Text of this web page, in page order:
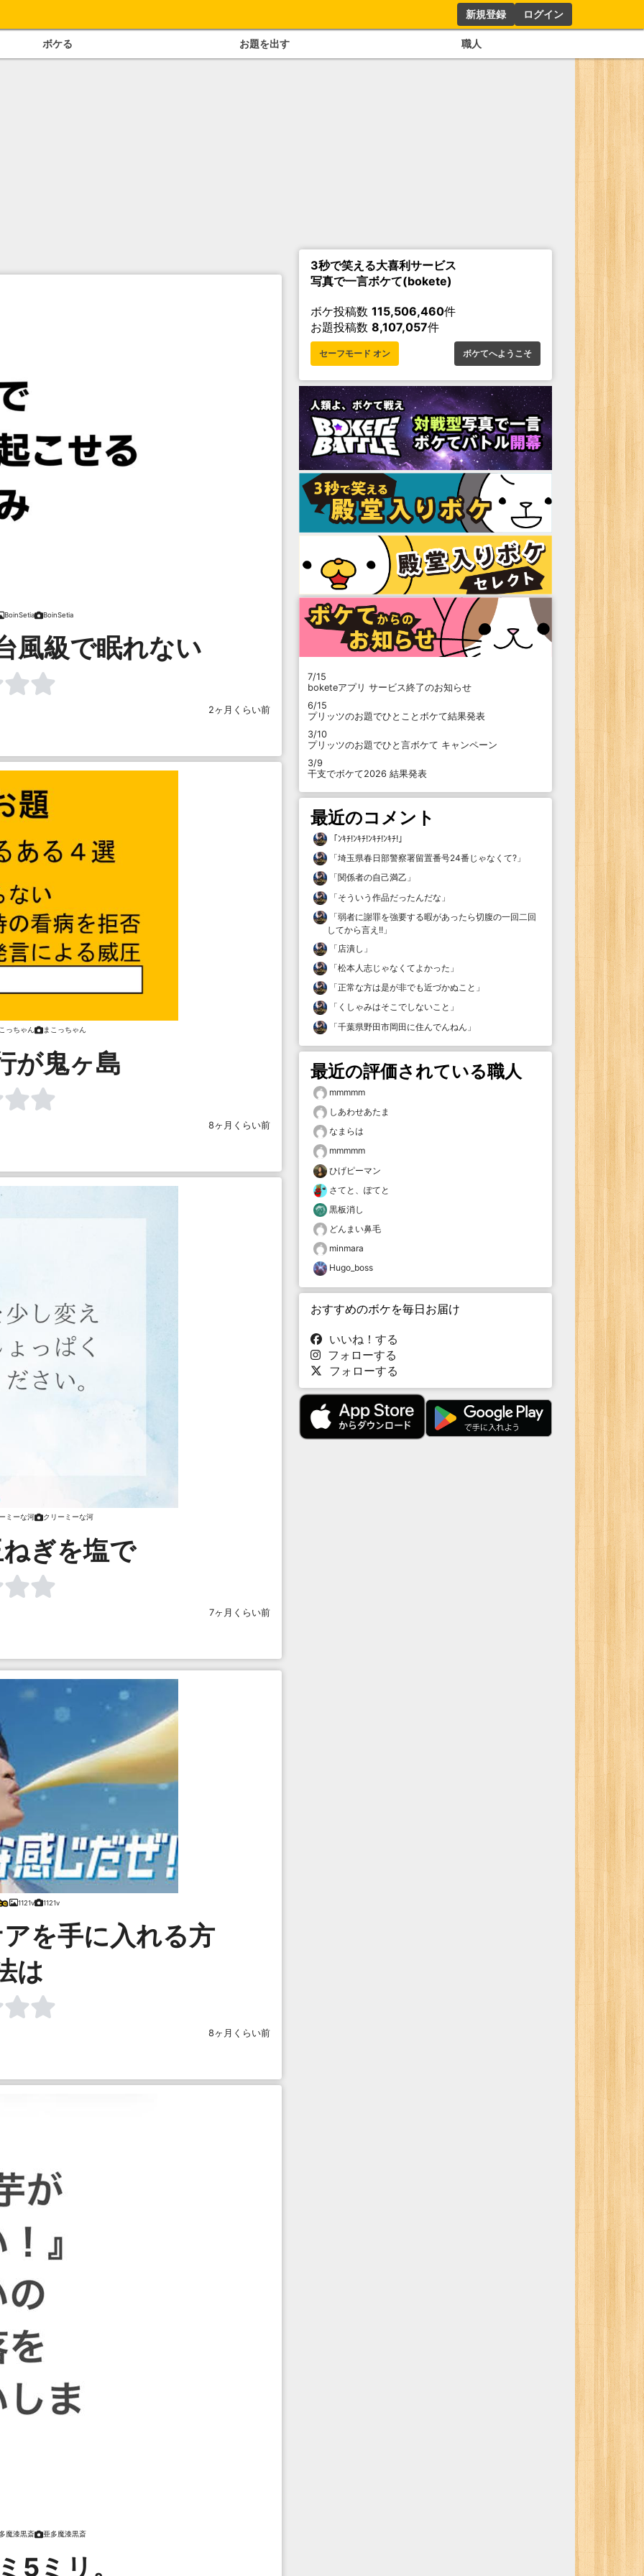
新規登録 ログイン
ボケる お題を出す 職人
BoinSetia BoinSetia
風級で眠れない
2ヶ月くらい前
っちゃん まこっちゃん
が鬼ヶ島
8ヶ月くらい前
ミーな河 クリーミーな河
ぎを塩で
7ヶ月くらい前
1121v 1121v
を手に入れる方
は
8ヶ月くらい前
魔漆黒斎 亜多魔漆黒斎
5ミリ。
3秒で笑える大喜利サービス
写真で一言ボケて(bokete)
ボケ投稿数 115,506,460件
お題投稿数 8,107,057件
セーフモード オン ボケてへようこそ
7/15
boketeアプリ サービス終了のお知らせ
6/15
プリッツのお題でひとことボケて結果発表
3/10
プリッツのお題でひと言ボケて キャンペーン
3/9
干支でボケて2026 結果発表
最近のコメント
「ﾝｷﾁ!ﾝｷﾁ!ﾝｷﾁ!ﾝｷﾁ! 」
「埼玉県春日部警察署留置番号24番じゃなくて? 」
「関係者の自己満乙 」
「そういう作品だったんだな 」
「弱者に謝罪を強要する暇があったら切腹の一回二回
してから言え!! 」
「 店潰し 」
「松本人志じゃなくてよかった 」
「正常な方は是が非でも近づかぬこと 」
「 くしゃみはそこでしないこと 」
「千葉県野田市岡田に住んでんねん 」
最近の評価されている職人
mmmmm
しあわせあたま
なまらは
mmmmm
ひげピーマン
さてと、ぽてと
黒板消し
どんまい鼻毛
minmara
Hugo_boss
おすすめのボケを毎日お届け
いいね！する
フォローする
フォローする